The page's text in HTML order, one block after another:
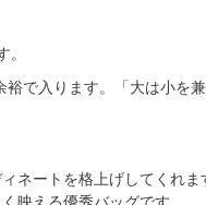
で入ります。「大は小を
ネートを格上げしてくれま
映える優秀バッグです。